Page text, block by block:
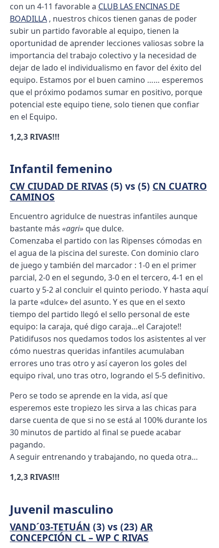
con un 4-11 favorable a CLUB LAS ENCINAS DE
BOADILLA , nuestros chicos tienen ganas de poder
subir un partido favorable al equipo, tienen la
oportunidad de aprender lecciones valiosas sobre la
importancia del trabajo colectivo y la necesidad de
dejar de lado el individualismo en favor del éxito del
equipo. Estamos por el buen camino …… esperemos
que el próximo podamos sumar en positivo, porque
potencial este equipo tiene, solo tienen que confiar
en el Equipo.
1,2,3 RIVAS!!!
Infantil femenino
CW CIUDAD DE RIVAS (5) vs (5) CN CUATRO
CAMINOS
Encuentro agridulce de nuestras infantiles aunque
bastante más «agri» que dulce.
Comenzaba el partido con las Ripenses cómodas en
el agua de la piscina del sureste. Con dominio claro
de juego y también del marcador : 1-0 en el primer
parcial, 2-0 en el segundo, 3-0 en el tercero, 4-1 en el
cuarto y 5-2 al concluir el quinto periodo. Y hasta aquí
la parte «dulce» del asunto. Y es que en el sexto
tiempo del partido llegó el sello personal de este
equipo: la caraja, qué digo caraja…el Carajote!!
Patidifusos nos quedamos todos los asistentes al ver
cómo nuestras queridas infantiles acumulaban
errores uno tras otro y así cayeron los goles del
equipo rival, uno tras otro, logrando el 5-5 definitivo.
Pero se todo se aprende en la vida, así que
esperemos este tropiezo les sirva a las chicas para
darse cuenta de que si no se está al 100% durante los
30 minutos de partido al final se puede acabar
pagando.
A seguir entrenando y trabajando, no queda otra…
1,2,3 RIVAS!!!
Juvenil masculino
VAND´03-TETUÁN (3) vs (23) AR
CONCEPCIÓN CL – WP C RIVAS